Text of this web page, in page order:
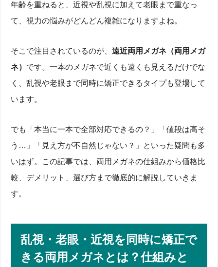
年齢を重ねると、近視や乱視に加えて老眼まで重なっ
て、視力の悩みがどんどん複雑になりますよね。
そこで注目されているのが、遠近両用メガネ（両用メガ
ネ） です。一本のメガネで近くも遠くも見えるだけでな
く、乱視や老眼まで同時に矯正できるタイプも登場して
います。
でも「本当に一本で全部対応できるの？」「値段は高そ
う…」「見え方が不自然じゃない？」といった疑問も多
いはず。この記事では、両用メガネの仕組みから価格比
較、デメリット、選び方まで徹底的に解説していきま
す。
乱視・老眼・近視を同時に矯正で
きる両用メガネとは？仕組みと